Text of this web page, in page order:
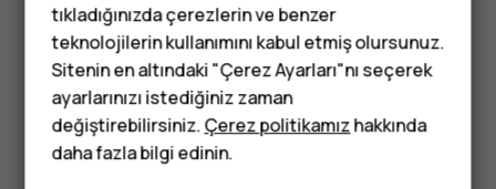
Tuşlu telefonlar
Çocuklar için
telefonlar
Deklanşör düğmesinephoto_cameradokunun.
Bu size yardımcı oldu mu?
tıkladığınızda çerezlerin ve benzer
teknolojilerin kullanımını kabul etmiş olursunuz.
Sitenin en altındaki "Çerez Ayarları"nı seçerek
ayarlarınızı istediğiniz zaman
değiştirebilirsiniz.Çerez politikamızhakkında
daha fazla bilgi edinin.